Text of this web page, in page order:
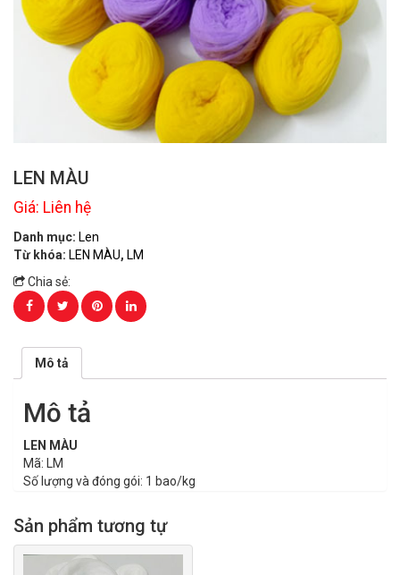
LEN MÀU
Giá: Liên hệ
Danh mục: Len
Từ khóa: LEN MÀU, LM
Chia sẻ:
Mô tả
Mô tả
LEN MÀU
Mã: LM
Số lượng và đóng gói: 1 bao/kg
Sản phẩm tương tự